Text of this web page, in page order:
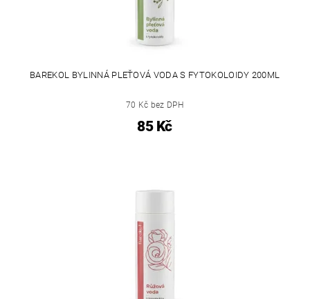
BAREKOL BYLINNÁ PLEŤOVÁ VODA S FYTOKOLOIDY 200ML
70 Kč bez DPH
85 Kč